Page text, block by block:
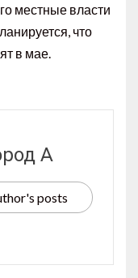
местные власти
что
в мае.
А
posts